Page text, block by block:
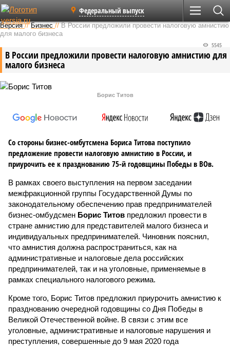
Федеральный выпуск
Версия //Бизнес //В России предложили провести налоговую амнистию
для малого бизнеса
В России предложили провести налоговую амнистию для
малого бизнеса
5545
Борис Титов
Со стороны бизнес-омбутсмена Бориса Титова поступило
предложение провести налоговую амнистию в России, и
приурочить ее к празднованию 75-й годовщины Победы в ВОв.
В рамках своего выступления на первом заседании
межфракционной группы Государственной Думы по
законодательному обеспечению прав предпринимателей
бизнес-омбудсмен Борис Титов предложил провести в
стране амнистию для представителей малого бизнеса и
индивидуальных предпринимателей. Чиновник пояснил,
что амнистия должна распространиться, как на
административные и налоговые дела российских
предпринимателей, так и на уголовные, применяемые в
рамках специального налогового режима.
Кроме того, Борис Титов предложил приурочить амнистию к
празднованию очередной годовщины со Дня Победы в
Великой Отечественной войне. В связи с этим все
уголовные, административные и налоговые нарушения и
преступления, совершенные до 9 мая 2020 года